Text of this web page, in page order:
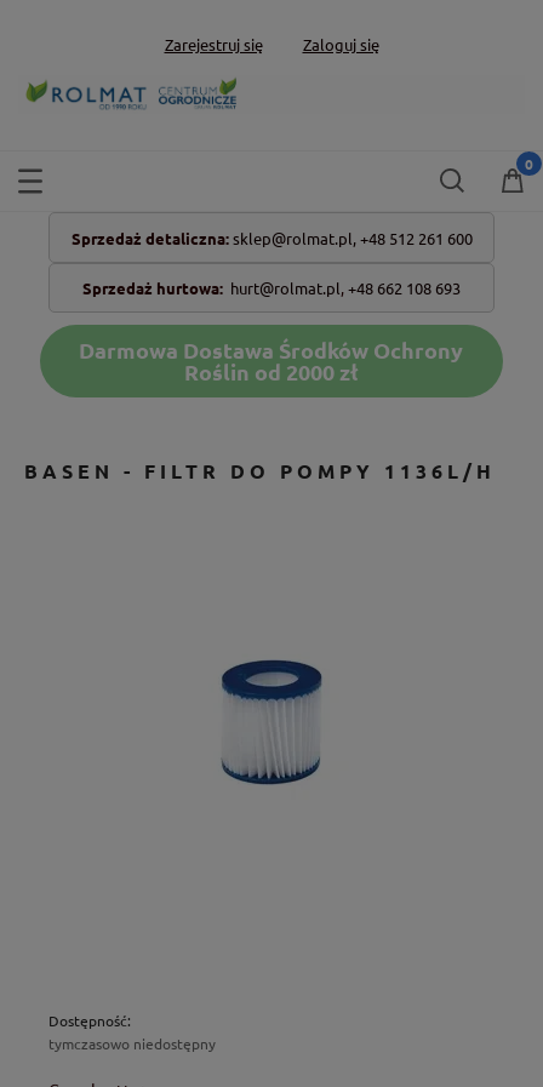
Zarejestruj się Zaloguj się
Sprzedaż detaliczna: sklep@rolmat.pl, +48 512 261 600
Sprzedaż hurtowa: hurt@rolmat.pl,+48 662 108 693
Darmowa Dostawa Środków Ochrony
Roślin od 2000 zł
BASEN - FILTR DO POMPY 1136L/H
Dostępność:
tymczasowo niedostępny